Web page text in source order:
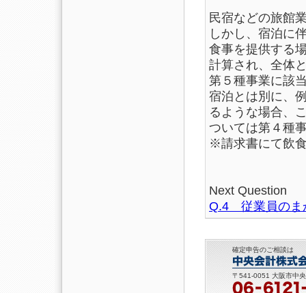
民宿などの旅館
しかし、宿泊に
食事を提供する
計算され、全体
第５種事業に該
宿泊とは別に、
るような場合、
ついては第４種
※請求書にて飲
Next Question
Q.4 従業員のま
確定申告のご相談は
〒541-0051 大阪市中